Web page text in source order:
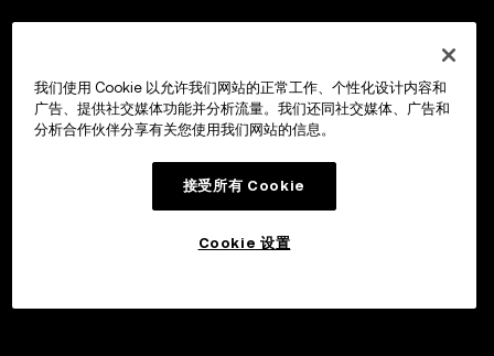
我们使用 Cookie 以允许我们网站的正常工作、个性化设计内容和
广告、提供社交媒体功能并分析流量。我们还同社交媒体、广告和
分析合作伙伴分享有关您使用我们网站的信息。
接受所有 Cookie
Cookie 设置